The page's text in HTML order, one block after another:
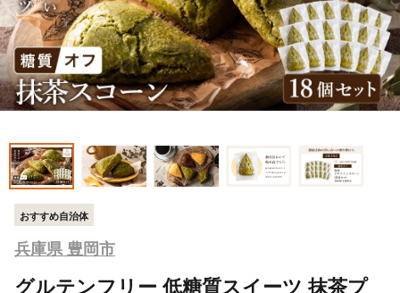
おすすめ自治体
兵庫県 豊岡市
グルテンフリー 低糖質スイーツ 抹茶プ